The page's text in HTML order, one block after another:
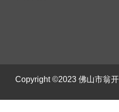
Copyright ©2023 佛山市翁